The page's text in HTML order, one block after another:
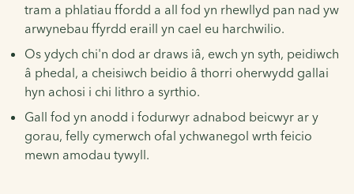
tram a phlatiau ffordd a all fod yn rhewllyd pan nad yw
arwynebau ffyrdd eraill yn cael eu harchwilio.
Os ydych chi'n dod ar draws iâ, ewch yn syth, peidiwch
â phedal, a cheisiwch beidio â thorri oherwydd gallai
hyn achosi i chi lithro a syrthio.
Gall fod yn anodd i fodurwyr adnabod beicwyr ar y
gorau, felly cymerwch ofal ychwanegol wrth feicio
mewn amodau tywyll.